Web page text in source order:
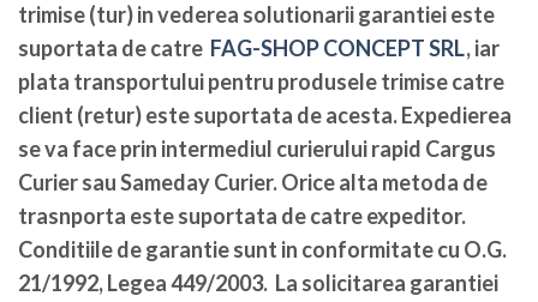
trimise (tur) in vederea solutionarii garantiei este
suportata de catre FAG-SHOP CONCEPT SRL, iar
plata transportului pentru produsele trimise catre
client (retur) este suportata de acesta. Expedierea
se va face prin intermediul curierului rapid Cargus
Curier sau Sameday Curier. Orice alta metoda de
trasnporta este suportata de catre expeditor.
Conditiile de garantie sunt in conformitate cu O.G.
21/1992, Legea 449/2003. La solicitarea garantiei